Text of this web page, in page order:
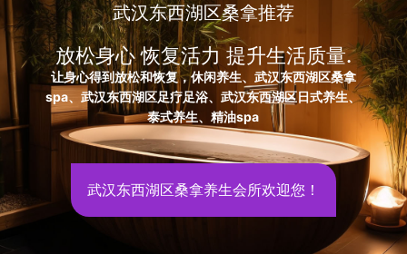
荐
活质量.
汉东西湖区桑拿
湖区日式养生、
每一次体验都是
个性化定制您的健
武汉东西湖区桑拿推荐，释放压力；
spa深度疗愈您的疲惫，精油spa唤
武汉东西湖区会所养生